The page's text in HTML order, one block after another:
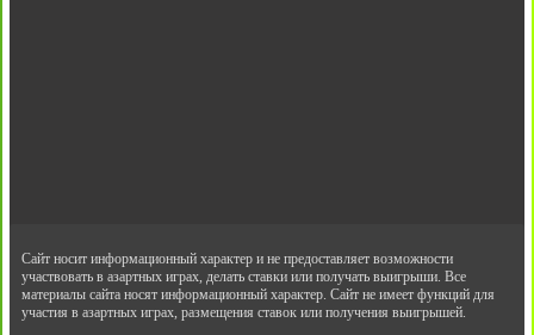
Сайт носит информационный характер и не предоставляет возможности
участвовать в азартных играх, делать ставки или получать выигрыши. Все
материалы сайта носят информационный характер. Сайт не имеет функций для
участия в азартных играх, размещения ставок или получения выигрышей.